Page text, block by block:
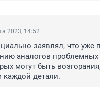
2023, 14:52
заявлял, что уже
аналогов
могут быть
каждой детали.